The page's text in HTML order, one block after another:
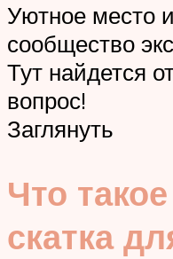
Уютное место
сообщество
Тут найдется
вопрос!
Заглянуть
Что
скатка